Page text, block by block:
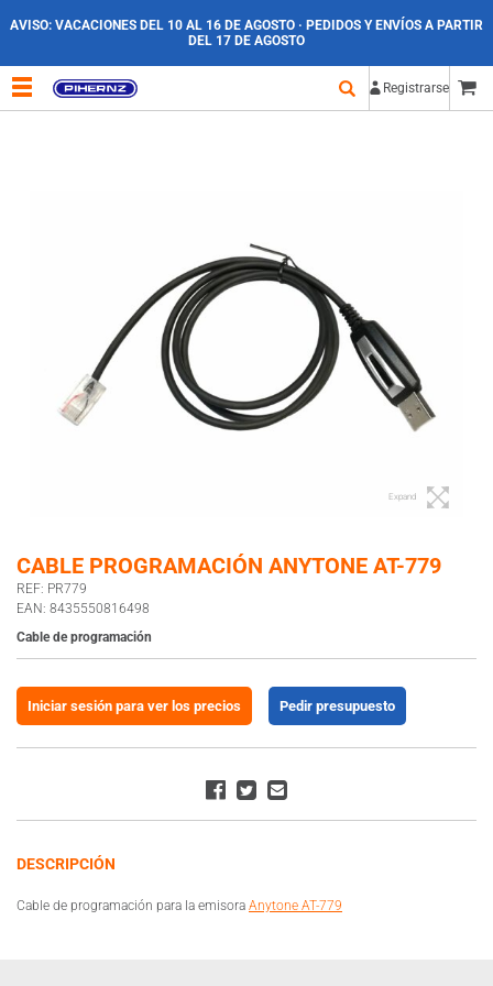
AVISO: VACACIONES DEL 10 AL 16 DE AGOSTO · PEDIDOS Y ENVÍOS A PARTIR
DEL 17 DE AGOSTO
Registrarse
Expand
CABLE PROGRAMACIÓN ANYTONE AT-779
REF: PR779
EAN: 8435550816498
Cable de programación
Iniciar sesión para ver los precios Pedir presupuesto
DESCRIPCIÓN
Cable de programación para la emisora Anytone AT-779